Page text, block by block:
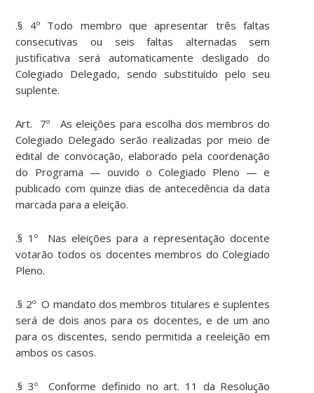
.§ 4º Todo membro que apresentar três faltas
consecutivas ou seis faltas alternadas sem
justificativa será automaticamente desligado do
Colegiado Delegado, sendo substituído pelo seu
suplente.
Art. 7º As eleições para escolha dos membros do
Colegiado Delegado serão realizadas por meio de
edital de convocação, elaborado pela coordenação
do Programa — ouvido o Colegiado Pleno — e
publicado com quinze dias de antecedência da data
marcada para a eleição.
.§ 1º Nas eleições para a representação docente
votarão todos os docentes membros do Colegiado
Pleno.
.§ 2º O mandato dos membros titulares e suplentes
será de dois anos para os docentes, e de um ano
para os discentes, sendo permitida a reeleição em
ambos os casos.
.§ 3º Conforme definido no art. 11 da Resolução